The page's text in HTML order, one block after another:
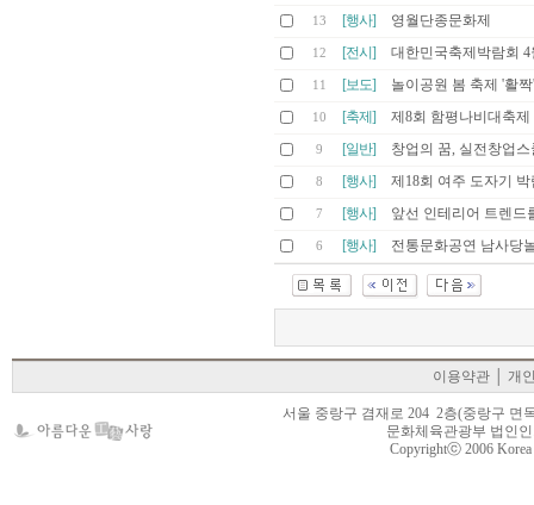
13 [행사] 영월단종문화제
12 [전시] 대한민국축제박람회 4
11 [보도] 놀이공원 봄 축제 '활짝'
10 [축제] 제8회 함평나비대축제
9 [일반] 창업의 꿈, 실전창업
8 [행사] 제18회 여주 도자기 박
7 [행사] 앞선 인테리어 트렌드
6 [행사] 전통문화공연 남사당
이용약관 │개
서울 중랑구 겸재로 204 2층(중랑구 면
문화체육관광부 법인
Copyrightⓒ 2006 Korea